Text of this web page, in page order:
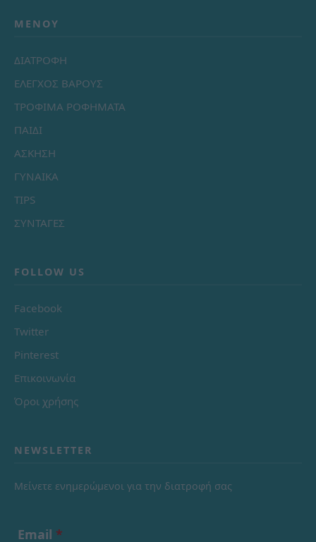
ΜΕΝΟΎ
ΔΙΑΤΡΟΦΗ
ΕΛΕΓΧΟΣ ΒΑΡΟΥΣ
ΤΡΟΦΙΜΑ ΡΟΦΗΜΑΤΑ
ΠΑΙΔΙ
ΑΣΚΗΣΗ
ΓΥΝΑΙΚΑ
TIPS
ΣΥΝΤΑΓΕΣ
FOLLOW US
Facebook
Twitter
Pinterest
Επικοινωνία
Όροι χρήσης
NEWSLETTER
Μείνετε ενημερώμενοι για την διατροφή σας
Email *